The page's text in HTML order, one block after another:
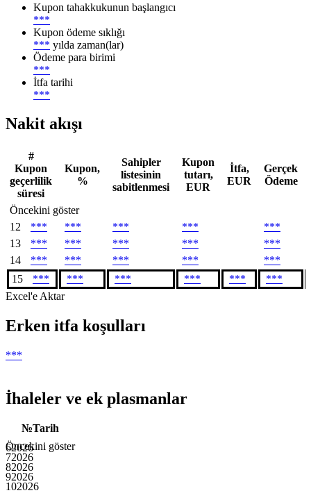
Kupon tahakkukunun başlangıcı
***
Kupon ödeme sıklığı
*** yılda zaman(lar)
Ödeme para birimi
***
İtfa tarihi
***
Nakit akışı
#
Kupon
geçerlilik
süresi
Kupon,
%
Sahipler
listesinin
sabitlenmesi
Kupon
tutarı,
EUR
İtfa,
EUR
Gerçek
Ödeme
Öncekini göster
12
*** *** *** *** ***
13
*** *** *** *** ***
14
*** *** *** *** ***
15
*** *** *** *** ***
***
Excel'e Aktar
Erken itfa koşulları
***
İhaleler ve ek plasmanlar
№Tarih
Öncekini göster
62026
72026
82026
92026
102026